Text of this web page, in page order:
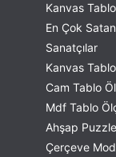
Kanvas Tablo
En Çok
Sanatçılar
Kanvas
Cam Tablo
Mdf Tablo
Ahşap
Çerçeve